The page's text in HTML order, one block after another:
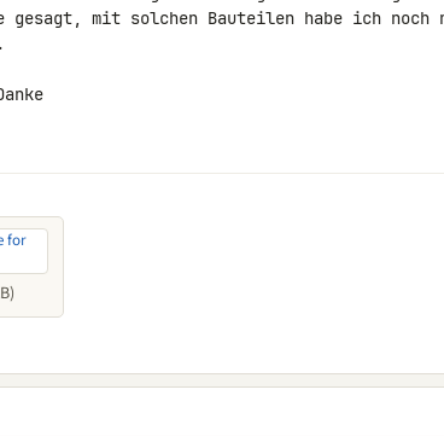
mit solchen Bauteilen habe ich noch